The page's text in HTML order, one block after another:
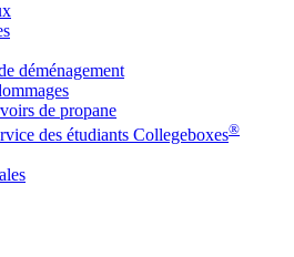
déménagement
de propane
des étudiants Collegeboxes®